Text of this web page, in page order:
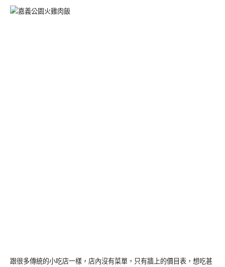
跟很多傳統的小吃店一樣，店內沒有菜單，只有牆上的價目表，想吃甚